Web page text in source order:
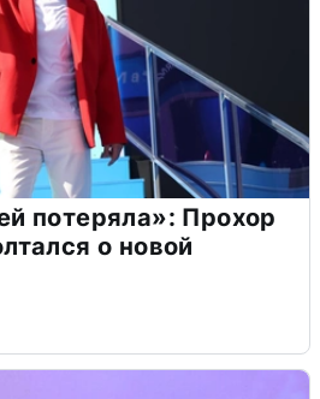
потеряла»: Прохор
о новой